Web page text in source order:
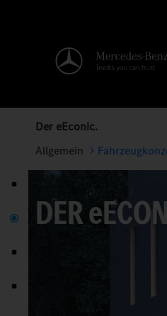
Der eEconic.
Allgemein
DERe